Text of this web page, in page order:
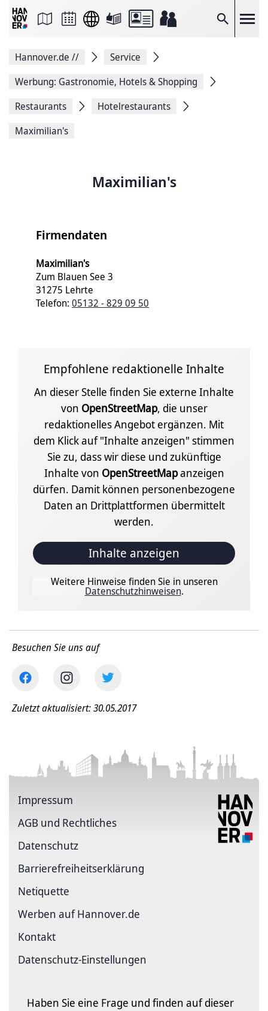
Suche
Seite
Facebook
teilen
Seitenlink
Seite
Hannover.de //
Service
Werbung: Gastronomie, Hotels & Shopping
Restaurants
Hotelrestaurants
Maximilian's
Maximilian's
Firmendaten
Maximilian's
Zum Blauen See 3
31275 Lehrte
Telefon: 05132 - 829 09 50
Empfohlene redaktionelle Inhalte
An dieser Stelle finden Sie externe Inhalte
von OpenStreetMap, die unser
redaktionelles Angebot ergänzen. Mit
dem Klick auf "Inhalte anzeigen" stimmen
Sie zu, dass wir diese und zukünftige
Inhalte von OpenStreetMapanzeigen
dürfen. Damit können personenbezogene
Daten an Drittplattformen übermittelt
werden.
Inhalte anzeigen
Weitere Hinweise finden Sie in unseren
Datenschutzhinweisen.
Besuchen Sie uns auf
Zuletzt aktualisiert: 30.05.2017
Impressum
AGB und Rechtliches
Datenschutz
Barriere­freiheits­erklärung
Netiquette
Werben auf Hannover.de
Kontakt
Datenschutz-Einstellungen
Haben Sie eine Frage und finden auf dieser